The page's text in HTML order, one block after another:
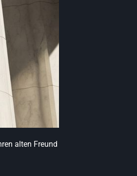
alten Freund